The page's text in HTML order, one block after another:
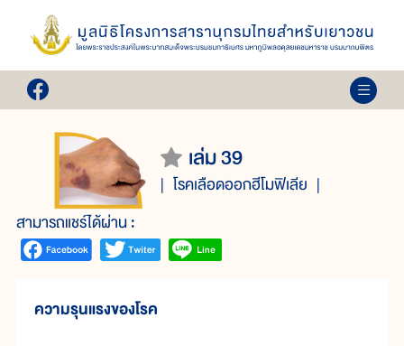
เล่ม 39
โรคเลือดออกฮีโมฟิเลีย
สามารถแชร์ได้ผ่าน :
ความรุนแรงของโรค